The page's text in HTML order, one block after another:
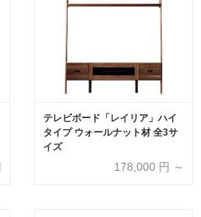
テレビボード「レイリア」ハイ
タイプ ウォールナット材 全3サ
イズ
178,000 円 ～